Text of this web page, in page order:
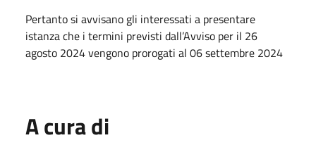
Pertanto si avvisano gli interessati a presentare
istanza che i termini previsti dall’Avviso per il 26
agosto 2024 vengono prorogati al 06 settembre 2024
A cura di